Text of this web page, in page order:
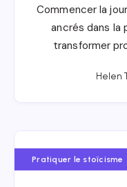
Commencer la
ancrés dans la
transformer
Helen
Pratiquer le stoïcisme